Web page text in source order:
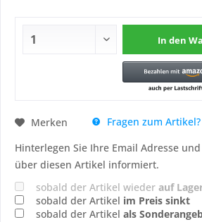
In den
Merken
Fragen zum Artikel?
Hinterlegen Sie Ihre Email Adresse
über diesen Artikel informiert.
sobald der Artikel wieder auf
sobald der Artikel im Preis sinkt
sobald der Artikel als